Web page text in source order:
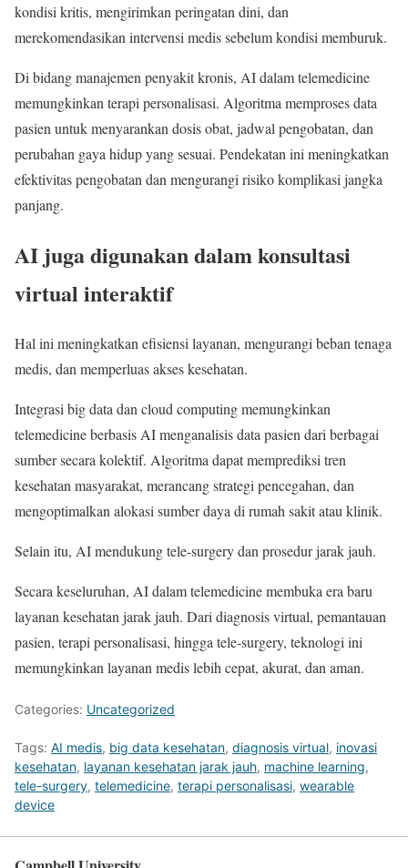
kondisi kritis, mengirimkan peringatan dini, dan
merekomendasikan intervensi medis sebelum kondisi memburuk.
Di bidang manajemen penyakit kronis, AI dalam telemedicine
memungkinkan terapi personalisasi. Algoritma memproses data
pasien untuk menyarankan dosis obat, jadwal pengobatan, dan
perubahan gaya hidup yang sesuai. Pendekatan ini meningkatkan
efektivitas pengobatan dan mengurangi risiko komplikasi jangka
panjang.
AI juga digunakan dalam konsultasi
virtual interaktif
Hal ini meningkatkan efisiensi layanan, mengurangi beban tenaga
medis, dan memperluas akses kesehatan.
Integrasi big data dan cloud computing memungkinkan
telemedicine berbasis AI menganalisis data pasien dari berbagai
sumber secara kolektif. Algoritma dapat memprediksi tren
kesehatan masyarakat, merancang strategi pencegahan, dan
mengoptimalkan alokasi sumber daya di rumah sakit atau klinik.
Selain itu, AI mendukung tele-surgery dan prosedur jarak jauh.
Secara keseluruhan, AI dalam telemedicine membuka era baru
layanan kesehatan jarak jauh. Dari diagnosis virtual, pemantauan
pasien, terapi personalisasi, hingga tele-surgery, teknologi ini
memungkinkan layanan medis lebih cepat, akurat, dan aman.
Categories: Uncategorized
Tags: AI medis, big data kesehatan, diagnosis virtual, inovasi
kesehatan, layanan kesehatan jarak jauh, machine learning,
tele-surgery, telemedicine, terapi personalisasi, wearable
device